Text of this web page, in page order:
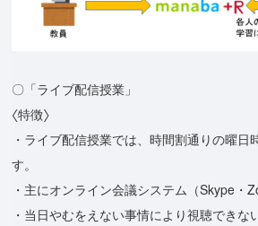
〇「ライブ配信授業」
〈特徴〉
・ライブ配信授業では、時間割通りの曜⽇
す。
・主にオンライン会議システム（Skype・
・当⽇やむをえない事情により視聴できな